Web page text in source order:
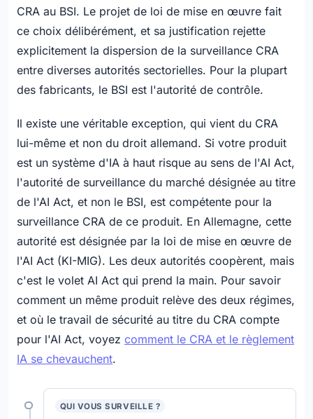
CRA au BSI. Le projet de loi de mise en œuvre fait
ce choix délibérément, et sa justification rejette
explicitement la dispersion de la surveillance CRA
entre diverses autorités sectorielles. Pour la plupart
des fabricants, le BSI est l'autorité de contrôle.
Il existe une véritable exception, qui vient du CRA
lui-même et non du droit allemand. Si votre produit
est un système d'IA à haut risque au sens de l'AI Act,
l'autorité de surveillance du marché désignée au titre
de l'AI Act, et non le BSI, est compétente pour la
surveillance CRA de ce produit. En Allemagne, cette
autorité est désignée par la loi de mise en œuvre de
l'AI Act (KI-MIG). Les deux autorités coopèrent, mais
c'est le volet AI Act qui prend la main. Pour savoir
comment un même produit relève des deux régimes,
et où le travail de sécurité au titre du CRA compte
pour l'AI Act, voyez comment le CRA et le règlement
IA se chevauchent.
QUI VOUS SURVEILLE ?